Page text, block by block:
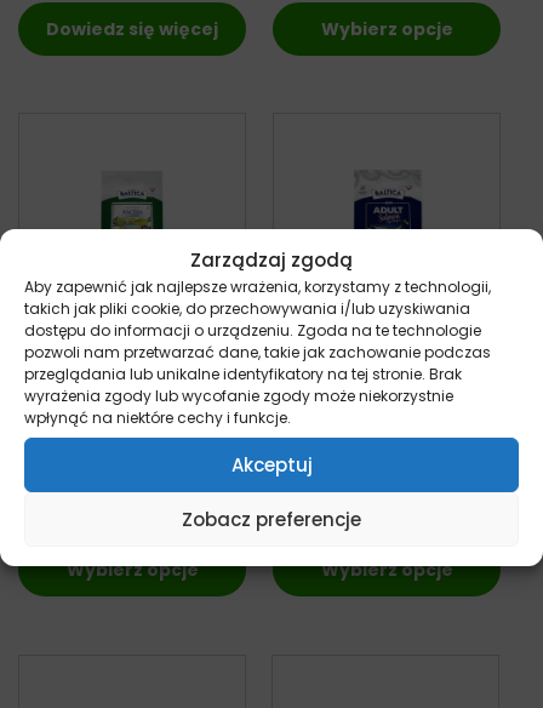
Zarządzaj zgodą
Aby zapewnić jak najlepsze wrażenia, korzystamy z technologii,
takich jak pliki cookie, do przechowywania i/lub uzyskiwania
dostępu do informacji o urządzeniu. Zgoda na te technologie
pozwoli nam przetwarzać dane, takie jak zachowanie podczas
przeglądania lub unikalne identyfikatory na tej stronie. Brak
wyrażenia zgody lub wycofanie zgody może niekorzystnie
wpłynąć na niektóre cechy i funkcje.
Akceptuj
Zobacz preferencje
Dowiedz się więcej Wybierz opcje
Baltica Smaki
Regionów
Kaczka&Gruszka
małe rasy – sucha
pies
z VAT
Wybierz opcje
Baltica Adult Łosoś
Hypoallergenic
sucha karma dla
psów ras średnich
pies
Od:
Wybierz opcje